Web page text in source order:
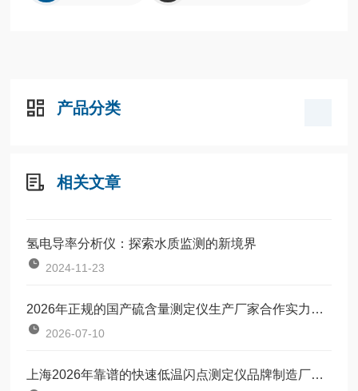
产品分类
相关文章
氢电导率分析仪：探索水质监测的新境界
2024-11-23
2026年正规的国产硫含量测定仪生产厂家合作实力参考
2026-07-10
上海2026年靠谱的快速低温闪点测定仪品牌制造厂家客户口碑力荐